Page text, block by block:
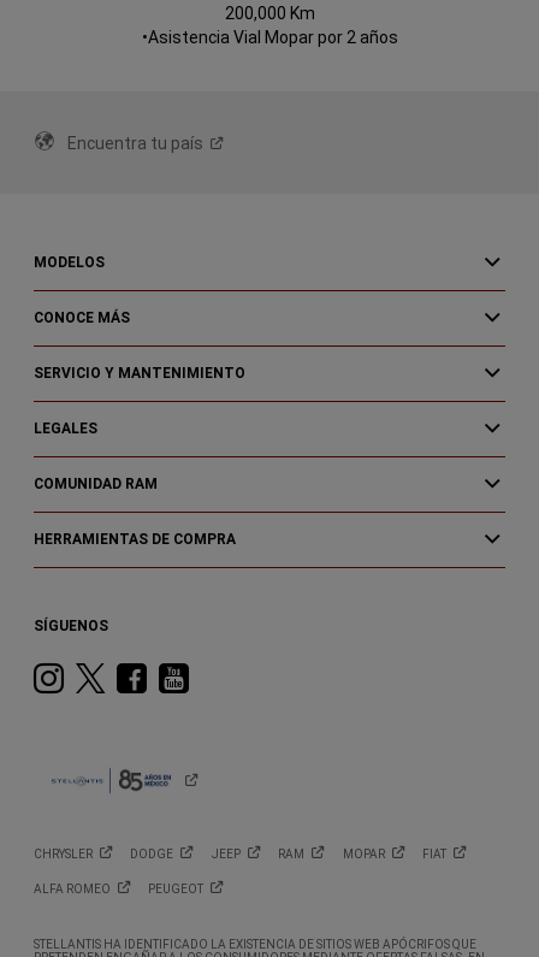
200,000 Km
•Asistencia Vial Mopar por 2 años
Encuentra tu país
MODELOS
CONOCE MÁS
SERVICIO Y MANTENIMIENTO
LEGALES
COMUNIDAD RAM
HERRAMIENTAS DE COMPRA
SÍGUENOS
Instagram
TwitterFacebook
Youtube
CHRYSLER DODGE JEEP RAM MOPAR FIAT
ALFA ROMEO PEUGEOT
STELLANTIS HA IDENTIFICADO LA EXISTENCIA DE SITIOS WEB APÓCRIFOS QUE